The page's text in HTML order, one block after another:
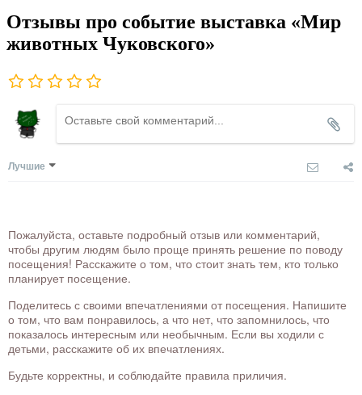
Отзывы про событие выставка «Мир
животных Чуковского»
Лучшие
Пожалуйста, оставьте подробный отзыв или комментарий,
чтобы другим людям было проще принять решение по поводу
посещения! Расскажите о том, что стоит знать тем, кто только
планирует посещение.
Поделитесь с своими впечатлениями от посещения. Напишите
о том, что вам понравилось, а что нет, что запомнилось, что
показалось интересным или необычным. Если вы ходили с
детьми, расскажите об их впечатлениях.
Будьте корректны, и соблюдайте правила приличия.